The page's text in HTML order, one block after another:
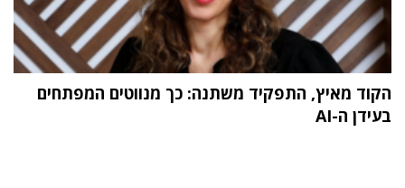
הקוד מאיץ, התפקיד משתנה: כך מנווטים המפתחים
בעידן ה-AI